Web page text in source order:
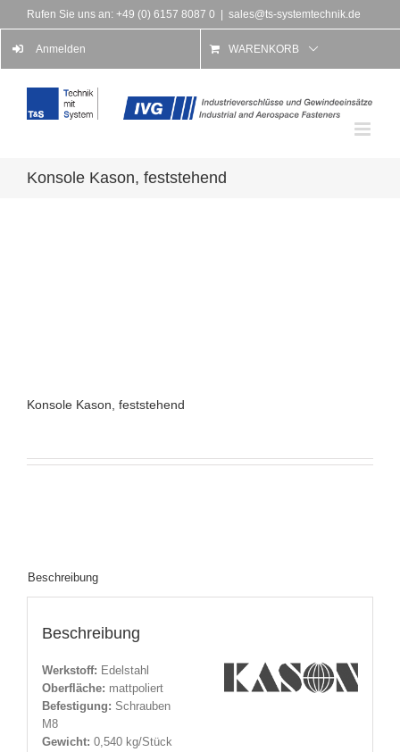
Rufen Sie uns an: +49 (0) 6157 8087 0 sales@ts-systemtechnik.de
Anmelden WARENKORB
Konsole Kason, feststehend
Konsole Kason, feststehend
Beschreibung
Beschreibung
Werkstoff: Edelstahl
Oberfläche: mattpoliert
Befestigung: Schrauben
M8
Gewicht: 0,540 kg/Stück